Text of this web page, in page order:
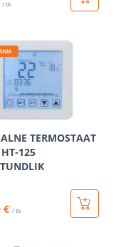
/ tk
TERMOSTAAT
HT-125
€ / tk